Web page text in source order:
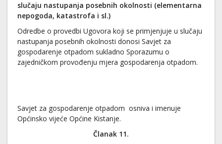
slučaju nastupanja posebnih okolnosti (elementarna
nepogoda, katastrofa i sl.)
Odredbe o provedbi Ugovora koji se primjenjuje u slučaju
nastupanja posebnih okolnosti donosi Savjet za
gospodarenje otpadom sukladno Sporazumu o
zajedničkom provođenju mjera gospodarenja otpadom.
Savjet za gospodarenje otpadom osniva i imenuje
Općinsko vijeće Općine Kistanje.
Članak 11.